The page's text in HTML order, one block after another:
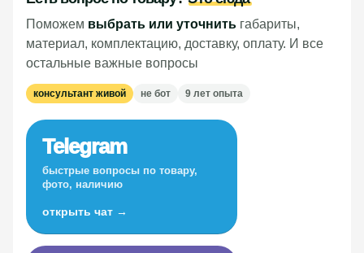
Поможем выбрать или уточнить габариты,
материал, комплектацию, доставку, оплату. И все
остальные важные вопросы
консультант живой не бот 9 лет опыта
Telegram
быстрые вопросы по товару,
фото, наличию
открыть чат →